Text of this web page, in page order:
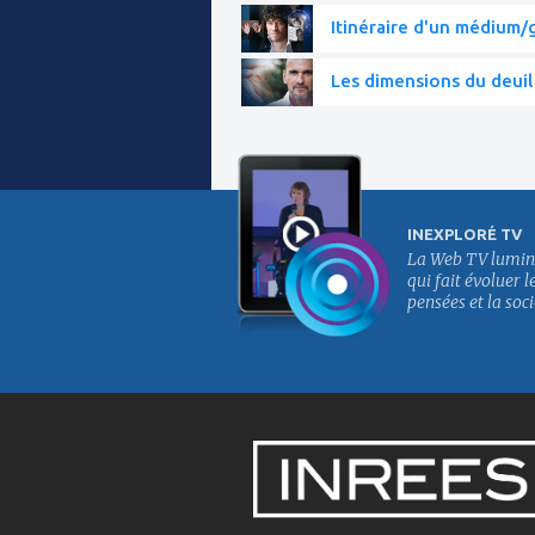
Itinéraire d'un médium/
Les dimensions du deuil
INEXPLORÉ TV
La Web TV
qui fait évoluer
pensées et la